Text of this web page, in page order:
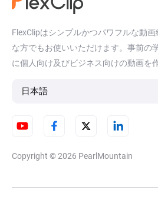
FlexClipはシンプルかつパワフルな動
な方でもお使いいただけます。事前の
に個人向け及びビジネス向けの動画を
日本語
Copyright © 2026 PearlMountain